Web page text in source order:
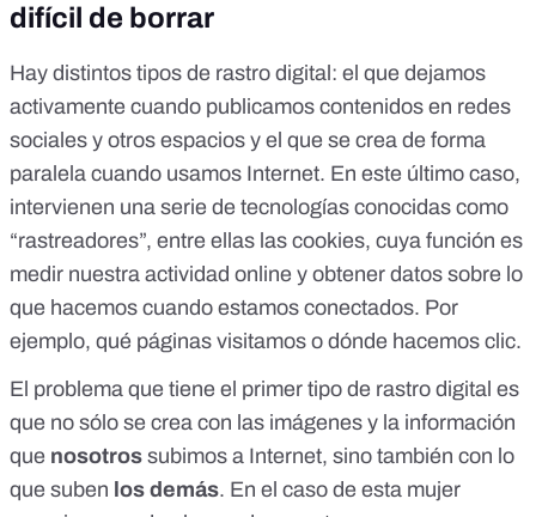
difícil de borrar
Hay distintos tipos de rastro digital: el que dejamos
activamente cuando publicamos contenidos en redes
sociales y otros espacios y el que se crea de forma
paralela cuando usamos Internet. En este último caso,
intervienen una serie de tecnologías conocidas como
“rastreadores”, entre ellas las cookies, cuya función es
medir nuestra actividad online y obtener datos sobre lo
que hacemos cuando estamos conectados. Por
ejemplo, qué páginas visitamos o dónde hacemos clic.
El problema que tiene el primer tipo de rastro digital es
que no sólo se crea con las imágenes y la información
que nosotros subimos a Internet, sino también con lo
que suben los demás. En el caso de esta mujer